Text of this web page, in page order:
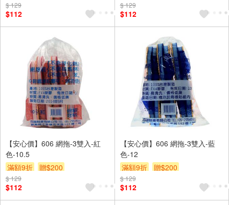
$ 129
$112
$ 129
$112
【安心價】606 網拖-3雙入-紅
色-10.5
滿額9折
贈$200
$ 129
$112
【安心價】606 網拖-3雙入-藍
色-12
滿額9折
贈$200
$ 129
$112